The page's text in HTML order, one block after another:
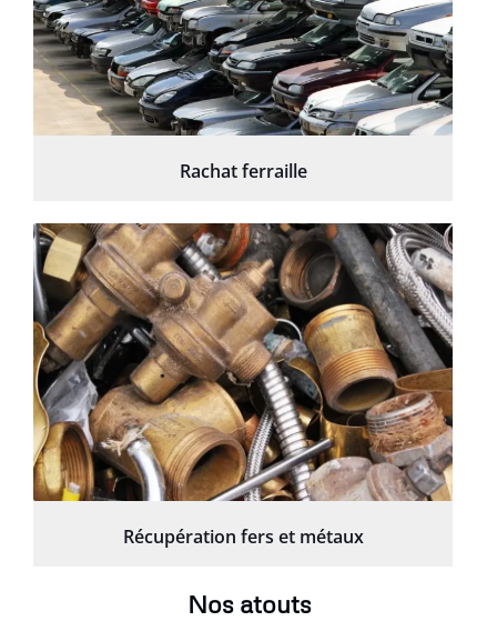
Rachat ferraille
Récupération fers et métaux
Nos atouts